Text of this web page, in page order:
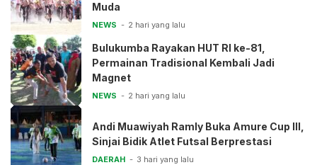
Muda
NEWS 2 hari yang lalu
Bulukumba Rayakan HUT RI ke-81,
Permainan Tradisional Kembali Jadi
Magnet
NEWS 2 hari yang lalu
Andi Muawiyah Ramly Buka Amure Cup III,
Sinjai Bidik Atlet Futsal Berprestasi
DAERAH 3 hari yang lalu